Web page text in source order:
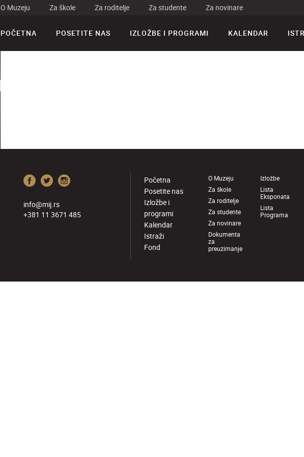
O Muzeju Za škole Za roditelje Za studente Za novinare
POČETNA POSETITE NAS IZLOŽBE I PROGRAMI KALENDAR
info@mij.rs
+381 11 3671 485
Početna
Posetite nas
Izložbe i
programi
Kalendar
Istraži
Fond
O Muzeju
Za škole
Za roditelje
Za studente
Za novinare
Dokumenta
za
preuzimanje
Izložbe
Lista
Eksponata
Lista
Programa